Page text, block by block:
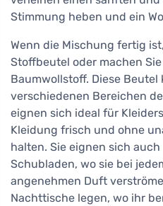
Stimmung heben und ein
Wenn die Mischung fertig
Stoffbeutel oder machen
Baumwollstoff. Diese Beutel
verschiedenen Bereichen
eignen sich ideal für
Kleidung frisch und ohne
halten. Sie eignen sich
Schubladen, wo sie bei
angenehmen Duft
Nachttische legen, wo ihr